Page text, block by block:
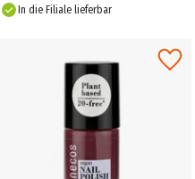
In die Filiale lieferbar